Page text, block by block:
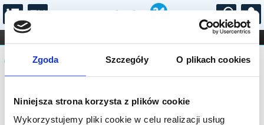
Zgoda Szczegóły O plikach cookies
Niniejsza strona korzysta z plików cookie
Wykorzystujemy pliki cookie w celu realizacji usług
...
FILHARMONIA OPERA I BALET
STAND-UP
DLA DZIECI
Komunikat
Sprzedaż on-line została zakończona,
sprawdź dostępność biletów w kasie.